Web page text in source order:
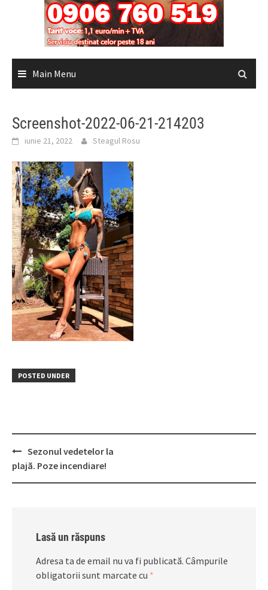
Main Menu
Screenshot-2022-06-21-214203
iunie 21, 2022 Steagul Rosu
POSTED UNDER
Post
navigation
Sezonul vedetelor la
plajă. Poze incendiare!
Lasă un răspuns
Adresa ta de email nu va fi publicată. Câmpurile
obligatorii sunt marcate cu *